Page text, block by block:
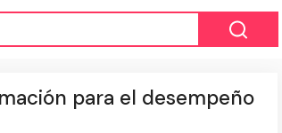
para el desempeño